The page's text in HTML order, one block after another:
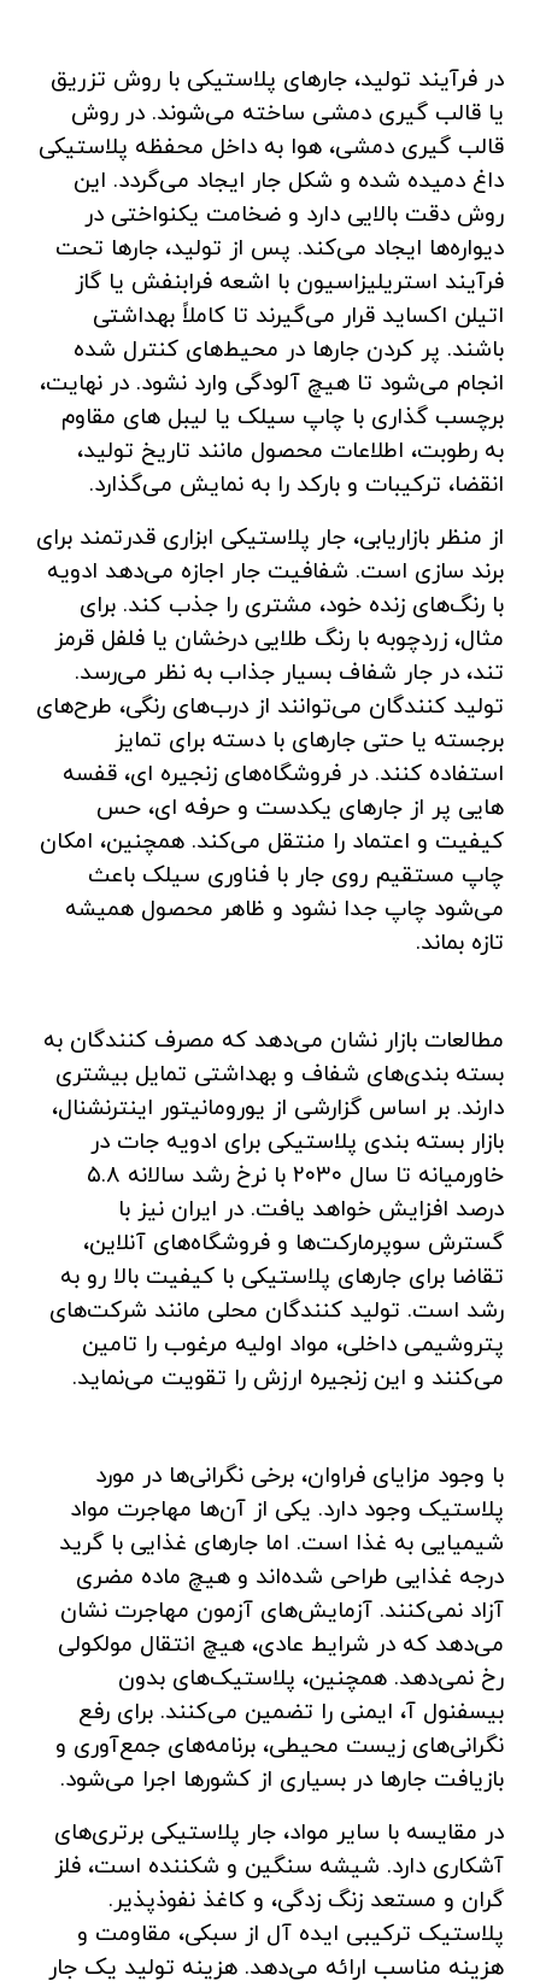
در فرآیند تولید، جارهای پلاستیکی با روش تزریق
یا قالب‌ گیری دمشی ساخته می‌شوند. در روش
قالب‌ گیری دمشی، هوا به داخل محفظه پلاستیکی
داغ دمیده شده و شکل جار ایجاد می‌گردد. این
روش دقت بالایی دارد و ضخامت یکنواختی در
دیواره‌ها ایجاد می‌کند. پس از تولید، جارها تحت
فرآیند استریلیزاسیون با اشعه فرابنفش یا گاز
اتیلن اکساید قرار می‌گیرند تا کاملاً بهداشتی
باشند. پر کردن جارها در محیط‌های کنترل‌ شده
انجام می‌شود تا هیچ آلودگی وارد نشود. در نهایت،
برچسب ‌گذاری با چاپ سیلک یا لیبل ‌های مقاوم
به رطوبت، اطلاعات محصول مانند تاریخ تولید،
انقضا، ترکیبات و بارکد را به نمایش می‌گذارد.
از منظر بازاریابی، جار پلاستیکی ابزاری قدرتمند برای
برند سازی است. شفافیت جار اجازه می‌دهد ادویه
با رنگ‌های زنده خود، مشتری را جذب کند. برای
مثال، زردچوبه با رنگ طلایی درخشان یا فلفل قرمز
تند، در جار شفاف بسیار جذاب به نظر می‌رسد.
تولید کنندگان می‌توانند از درب‌های رنگی، طرح‌های
برجسته یا حتی جارهای با دسته برای تمایز
استفاده کنند. در فروشگاه‌های زنجیره‌ ای، قفسه‌
هایی پر از جارهای یکدست و حرفه ‌ای، حس
کیفیت و اعتماد را منتقل می‌کند. همچنین، امکان
چاپ مستقیم روی جار با فناوری سیلک باعث
می‌شود چاپ جدا نشود و ظاهر محصول همیشه
تازه بماند.
مطالعات بازار نشان می‌دهد که مصرف ‌کنندگان به
بسته‌ بندی‌های شفاف و بهداشتی تمایل بیشتری
دارند. بر اساس گزارشی از یورومانیتور اینترنشنال،
بازار بسته‌ بندی پلاستیکی برای ادویه‌ جات در
خاورمیانه تا سال ۲۰۳۰ با نرخ رشد سالانه ۵.۸
درصد افزایش خواهد یافت. در ایران نیز با
گسترش سوپرمارکت‌ها و فروشگاه‌های آنلاین،
تقاضا برای جارهای پلاستیکی با کیفیت بالا رو به
رشد است. تولید کنندگان محلی مانند شرکت‌های
پتروشیمی داخلی، مواد اولیه مرغوب را تامین
می‌کنند و این زنجیره ارزش را تقویت می‌نماید.
با وجود مزایای فراوان، برخی نگرانی‌ها در مورد
پلاستیک وجود دارد. یکی از آن‌ها مهاجرت مواد
شیمیایی به غذا است. اما جارهای غذایی با گرید
درجه غذایی طراحی شده‌اند و هیچ ماده مضری
آزاد نمی‌کنند. آزمایش‌های آزمون مهاجرت نشان
می‌دهد که در شرایط عادی، هیچ انتقال مولکولی
رخ نمی‌دهد. همچنین، پلاستیک‌های بدون
بیسفنول آ، ایمنی را تضمین می‌کنند. برای رفع
نگرانی‌های زیست ‌محیطی، برنامه‌های جمع‌آوری و
بازیافت جارها در بسیاری از کشورها اجرا می‌شود.
در مقایسه با سایر مواد، جار پلاستیکی برتری‌های
آشکاری دارد. شیشه سنگین و شکننده است، فلز
گران و مستعد زنگ‌ زدگی، و کاغذ نفوذپذیر.
پلاستیک ترکیبی ایده‌ آل از سبکی، مقاومت و
هزینه مناسب ارائه می‌دهد. هزینه تولید یک جار